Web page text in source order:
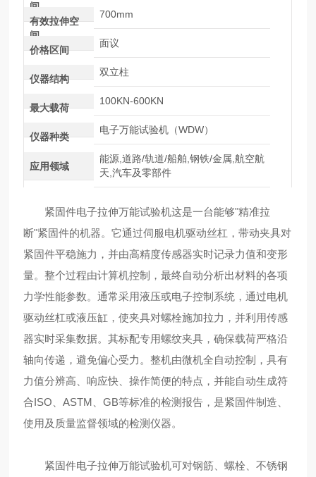
间
有效拉伸空
间
700mm
价格区间
面议
仪器结构
双立柱
最大载荷
100KN-600KN
仪器种类
电子万能试验机（WDW）
应用领域
能源,道路/轨道/船舶,钢铁/金属,航空航
天,汽车及零部件
紧固件电子拉伸万能试验机这是一台能够"精准拉
断"紧固件的机器。它通过伺服电机驱动丝杠，带动夹具对
紧固件平稳施力，并由高精度传感器实时记录力值和变形
量。整个过程由计算机控制，最终自动分析出材料的各项
力学性能参数。通常采用液压或电子控制系统，通过电机
驱动丝杠或液压缸，使夹具对螺栓施加拉力，并利用传感
器实时采集数据。其标配专用螺纹夹具，确保载荷严格沿
轴向传递，避免偏心受力。整机由微机全自动控制，具有
力值分辨高、响应快、操作简便的特点，并能自动生成符
合ISO、ASTM、GB等标准的检测报告，是紧固件制造、
使用及质量监督领域的检测仪器。
紧固件电子拉伸万能试验机可对钢筋、螺栓、不锈钢